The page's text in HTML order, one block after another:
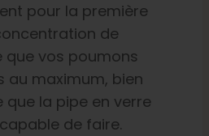
pour la première
de
que vos poumons
au maximum, bien
la pipe en verre
de faire.